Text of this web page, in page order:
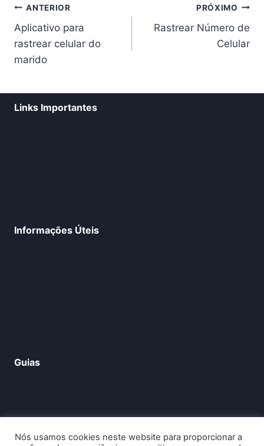
Navegação
de
Post
ANTERIOR
Aplicativo para
rastrear celular do
marido
PRÓXIMO
Rastrear Número de
Celular
Links Importantes
Informações Úteis
Guias
Como monitorar idoso pelo celular
Nós usamos cookies neste website para proporcionar a